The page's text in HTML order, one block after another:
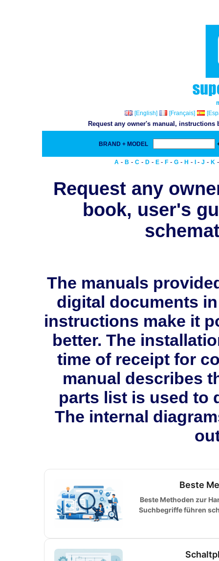
[English]
[Français]
Request any owner's manual,
BRAND + MODEL
A - B - C - D - E - F - G - H - - J - K
Request any
book, user's
The manuals
digital documents
instructions make it
better. The
time of receipt for
manual describes
parts list is used to
The internal
Beste
Beste Methoden zur
Suchbegriffe führen